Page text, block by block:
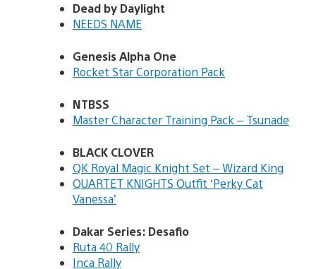
Dead by Daylight
NEEDS NAME
Genesis Alpha One
Rocket Star Corporation Pack
NTBSS
Master Character Training Pack – Tsunade
BLACK CLOVER
QK Royal Magic Knight Set – Wizard King
QUARTET KNIGHTS Outfit ‘Perky Cat
Vanessa’
Dakar Series: Desafio
Ruta 40 Rally
Inca Rally